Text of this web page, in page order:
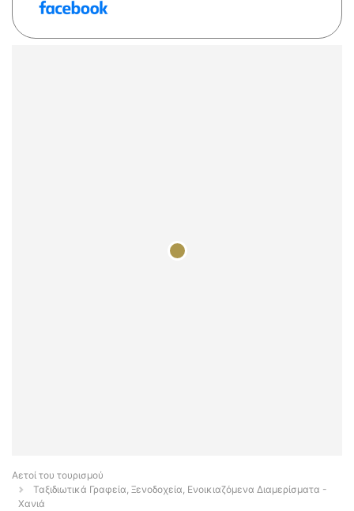
Αετοί του τουρισμού
Ταξιδιωτικά Γραφεία, Ξενοδοχεία, Ενοικιαζόμενα Διαμερίσματα -
Χανιά